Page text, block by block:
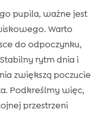
pupila, ważne jest
Warto
do odpoczynku,
rytm dnia i
zwiększą poczucie
Podkreślmy więc,
przestrzeni